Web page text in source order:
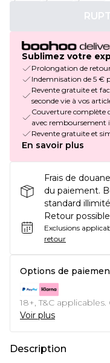
Sublimez votre
Prolongation de
Indemnisation de 5 €
Revente gratuite et
seconde vie à vos
Couverture complète
avec remboursement
Revente gratuite et
En savoir plus
Frais de
du paiement.
standard
Retour
Exclusions
retour
Options de
18+, T&C
Voir plus
Description